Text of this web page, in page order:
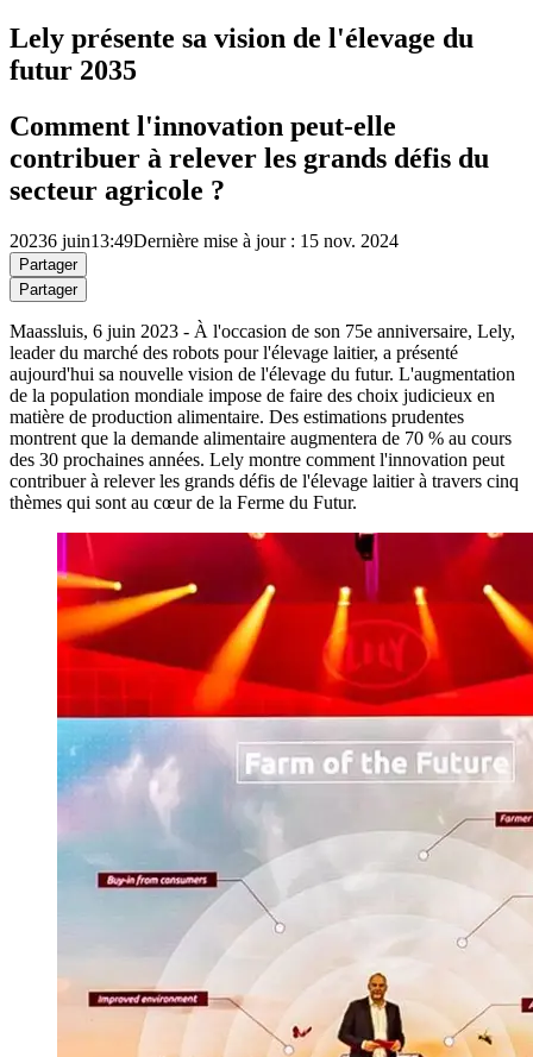
Lely présente sa vision de l'élevage du
futur 2035
Comment l'innovation peut-elle
contribuer à relever les grands défis du
secteur agricole ?
20236 juin13:49Dernière mise à jour : 15 nov. 2024
Partager
Partager
Maassluis, 6 juin 2023 - À l'occasion de son 75e anniversaire, Lely,
leader du marché des robots pour l'élevage laitier, a présenté
aujourd'hui sa nouvelle vision de l'élevage du futur. L'augmentation
de la population mondiale impose de faire des choix judicieux en
matière de production alimentaire. Des estimations prudentes
montrent que la demande alimentaire augmentera de 70 % au cours
des 30 prochaines années. Lely montre comment l'innovation peut
contribuer à relever les grands défis de l'élevage laitier à travers cinq
thèmes qui sont au cœur de la Ferme du Futur.